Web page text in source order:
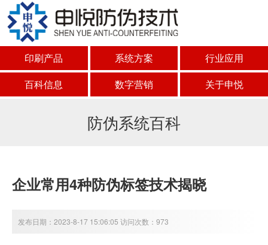
印刷产品 系统方案
行业应用
百科信息
数字营销 关于申悦
防伪系统百科
企业常用4种防伪标签技术揭晓
发布日期：2023-8-17 15:06:05 访问次数：973